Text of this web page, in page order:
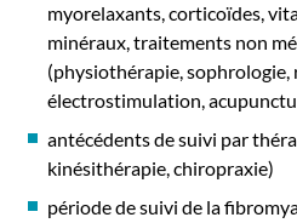
myorelaxants, corticoïdes,
minéraux, traitements non
(physiothérapie,
électrostimulation,
antécédents de suivi par
kinésithérapie, chiropraxie)
période de suivi de la